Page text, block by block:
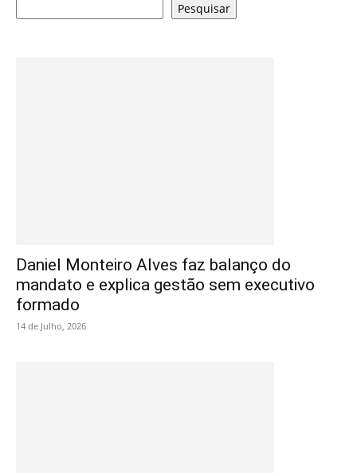
Pesquisar
Daniel Monteiro Alves faz balanço do
mandato e explica gestão sem executivo
formado
14 de Julho, 2026